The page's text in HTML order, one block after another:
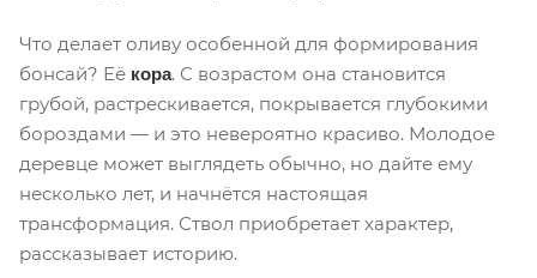
Что делает оливу особенной для формирования
бонсай? Её кора. С возрастом она становится
грубой, растрескивается, покрывается глубокими
бороздами — и это невероятно красиво. Молодое
деревце может выглядеть обычно, но дайте ему
несколько лет, и начнётся настоящая
трансформация. Ствол приобретает характер,
рассказывает историю.